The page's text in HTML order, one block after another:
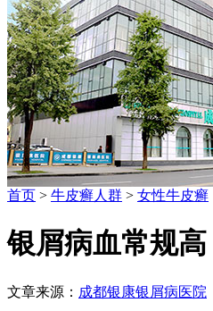
首页 > 牛皮癣人群 > 女性牛皮癣
银屑病血常规高
文章来源： 成都银康银屑病医院